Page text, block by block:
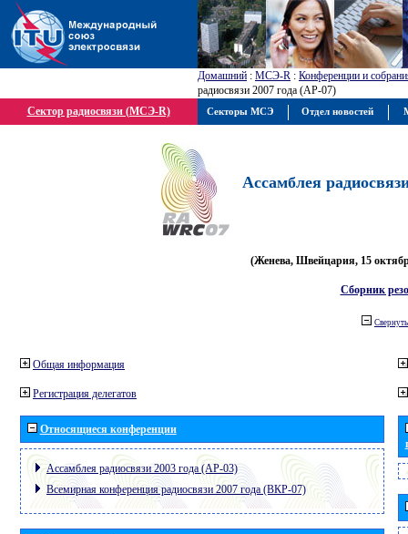
Домашний : МСЭ-R : Конференции и
радиосвязи 2007 года (АР-07)
Сектор радиосвязи (МСЭ-R)
Ассамблея
(Женева, Швейцария, 15
Сборник
Свернуть
Общая информация
Регистрация делегатов
Относящиеся конференции
Ассамблея радиосвязи 2003 года (АР-03)
Всемирная конференция радиосвязи 2007 года (ВКР-07)
Секторы МСЭ Отдел новостей